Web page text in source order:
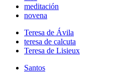
meditación
novena
Teresa de Ávila
teresa de calcuta
Teresa de Lisieux
Santos